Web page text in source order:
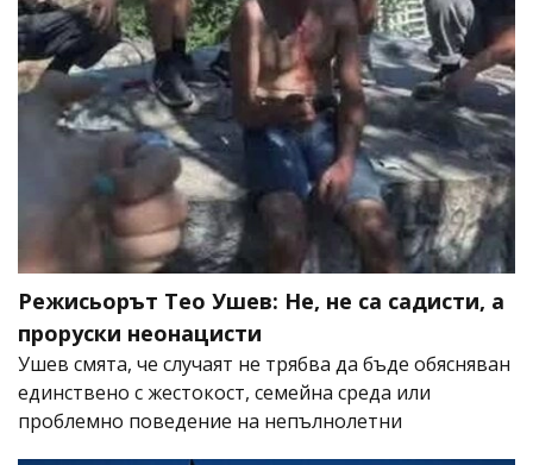
Режисьорът Тео Ушев: Не, не са садисти, а
проруски неонацисти
Ушев смята, че случаят не трябва да бъде обясняван
единствено с жестокост, семейна среда или
проблемно поведение на непълнолетни